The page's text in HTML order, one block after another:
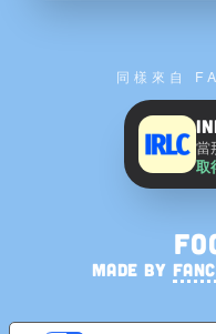
同樣來自
當
取
MADE BY